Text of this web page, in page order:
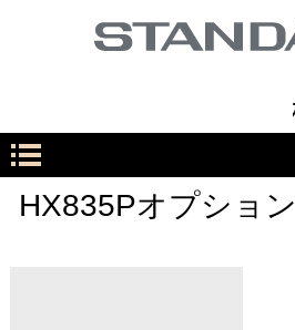
HX835Pオプション